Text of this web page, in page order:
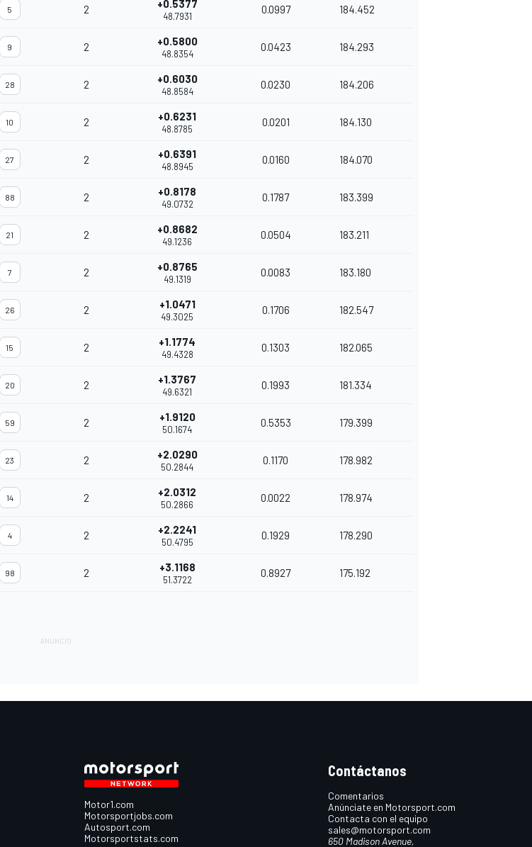
5 2 +0.5377
48.7931
0.0997 184.452
9 2 +0.5800
48.8354
0.0423 184.293
28 2 +0.6030
48.8584
0.0230 184.206
10 2 +0.6231
48.8785
0.0201 184.130
27 2 +0.6391
48.8945
0.0160 184.070
88 2 +0.8178
49.0732
0.1787 183.399
21 2 +0.8682
49.1236
0.0504 183.211
7 2 +0.8765
49.1319
0.0083 183.180
26 2 +1.0471
49.3025
0.1706 182.547
15 2 +1.1774
49.4328
0.1303 182.065
20 2 +1.3767
49.6321
0.1993 181.334
59 2 +1.9120
50.1674
0.5353 179.399
23 2 +2.0290
50.2844
0.1170 178.982
14 2 +2.0312
50.2866
0.0022 178.974
4 2 +2.2241
50.4795
0.1929 178.290
98 2 +3.1168
51.3722
0.8927 175.192
Motor1.com
Motorsportjobs.com
Autosport.com
Motorsportstats.com
Contáctanos
Comentarios
Anúnciate en Motorsport.com
Contacta con el equipo
sales@motorsport.com
650 Madison Avenue,